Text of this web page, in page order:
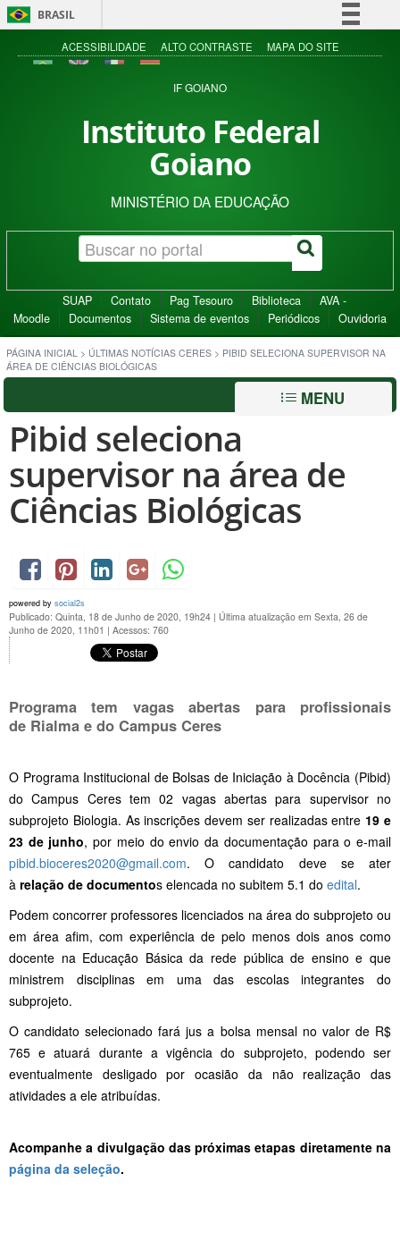
BRASIL
Simplifique!
Acesso à informação
ACESSIBILIDADE ALTO CONTRASTE MAPA DO SITE
IF GOIANO
Instituto Federal
Goiano
MINISTÉRIO DA EDUCAÇÃO
SUAP Contato Pag Tesouro Biblioteca
AVA -
Moodle
Documentos Sistema de eventos Periódicos Ouvidoria
PÁGINA INICIAL > ÚLTIMAS NOTÍCIAS CERES > PIBID SELECIONA SUPERVISOR NA
ÁREA DE CIÊNCIAS BIOLÓGICAS
MENU
Pibid seleciona
supervisor na área de
Ciências Biológicas
powered by social2s
Publicado: Quinta, 18 de Junho de 2020, 19h24 | Última atualização em Sexta, 26 de
Junho de 2020, 11h01 | Acessos: 760
Programa tem vagas abertas para profissionais
de Rialma e do Campus Ceres
O Programa Institucional de Bolsas de Iniciação à Docência (Pibid)
do Campus Ceres tem 02 vagas abertas para supervisor no
subprojeto Biologia. As inscrições devem ser realizadas entre 19 e
23 de junho, por meio do envio da documentação para o e-mail
pibid.bioceres2020@gmail.com. O candidato deve se ater
à relação de documentos elencada no subitem 5.1 do edital.
Podem concorrer professores licenciados na área do subprojeto ou
em área afim, com experiência de pelo menos dois anos como
docente na Educação Básica da rede pública de ensino e que
ministrem disciplinas em uma das escolas integrantes do
subprojeto.
O candidato selecionado fará jus a bolsa mensal no valor de R$
765 e atuará durante a vigência do subprojeto, podendo ser
eventualmente desligado por ocasião da não realização das
atividades a ele atribuídas.
Acompanhe a divulgação das próximas etapas diretamente na
página da seleção.